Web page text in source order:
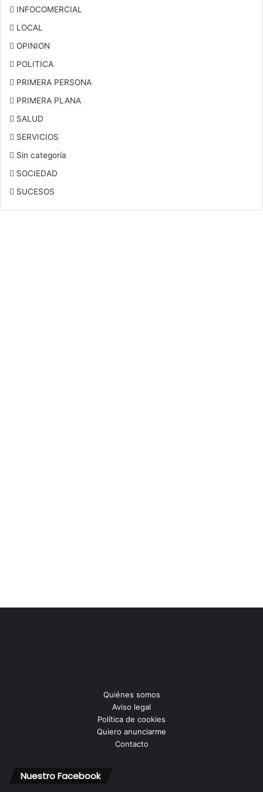
INFOCOMERCIAL
LOCAL
OPINION
POLITICA
PRIMERA PERSONA
PRIMERA PLANA
SALUD
SERVICIOS
Sin categoría
SOCIEDAD
SUCESOS
Quiénes somos
Aviso legal
Política de cookies
Quiero anunciarme
Contacto
Nuestro Facebook